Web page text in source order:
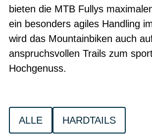
bieten die MTB Fullys
ein besonders agiles Handling
wird das Mountainbiken auch
anspruchsvollen Trails zum
Hochgenuss.
ALLE HARDTAILS